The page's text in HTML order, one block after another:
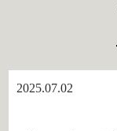
2025.07.02